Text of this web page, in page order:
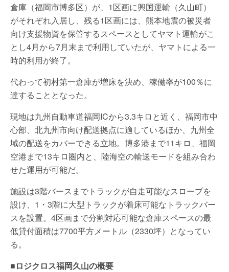
倉庫（福岡市博多区）が、1区画に興国運輸（久山町）
がそれぞれ入居し、残る1区画には、熊本地震の被災者
向け支援物資を保管するスペースとしてヤマト運輸がこ
とし4月から7月末まで利用していたが、ヤマトによる一
時的利用が終了。
代わって初村第一倉庫が増床を決め、稼働率が100％に
達することとなった。
現地は九州自動車道福岡ICから3.3キロと近く、福岡市中
心部、北九州市向け配送拠点に適しているほか、九州全
域の配送をカバーできる立地。博多港まで11キロ、福岡
空港まで13キロ圏内と、陸海空の輸送モードを組み合わ
せた運用が可能だ。
施設は3階バースまでトラックが自走可能なスロープを
設け、1・3階に大型トラックが着床可能なトラックバー
スを設置。4区画まで分割対応可能な倉庫スペースの最
低貸付面積は7700平方メートル（2330坪）となってい
る。
■ロジクロス福岡久山の概要